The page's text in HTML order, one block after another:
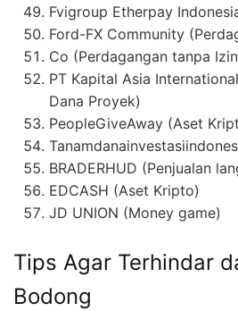
Fvigroup Etherpay
Ford-FX Community
Co (Perdagangan tanpa
PT Kapital Asia
Dana Proyek)
PeopleGiveAway (Aset
BRADERHUD (Penjualan
EDCASH (Aset Kripto)
JD UNION (Money game)
Tips Agar Terhindar
Bodong